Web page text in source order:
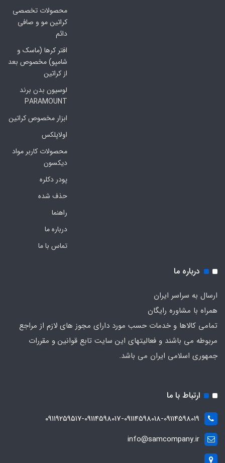
محصولات تخصصی
کراتین مو و صافی
دائم
افتر کرها (ماسک و
شامپو) مخصوص بعد
از کراتین
لوسیون بدن برند
PARAMOUNT
ابزار مخصوص کراتین
اولاپلکس
محصولات کاربر مواد
دیکسون
پودر دکلره
حذف شده
راهنما
درباره ما
تماس با ما
درباره ما
ارسال به سراسر ایران
همراه با مشاوره رایگان
تمامی کالاها و خدمات حسب مورد دارای مجوز های لازم از مراجع
مربوطه می باشند و فعالیتهای این سایت تابع قوانین و مقررات
جمهوری اسلامی ایران می باشد.
ارتباط با ما
۰۹۱۱۹۲۵۹۵۱۷-09114598017-09114598018-09114598019
info@samcompany.ir